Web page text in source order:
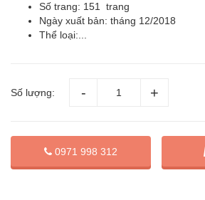
Số trang: 151 trang
Ngày xuất bản: tháng 12/2018
Thể loại:...
Số lượng:
0971 998 312